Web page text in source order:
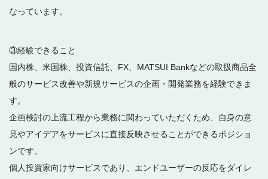
なっています。
③経験できること
国内株、米国株、投資信託、FX、MATSUI Bankなどの取扱商品全
般のサービス改善や新規サービスの企画・開発業務を経験できま
す。
企画検討の上流工程から業務に関わっていただくため、自身の意
見やアイデアをサービスに直接反映させることができるポジショ
ンです。
個人投資家向けサービスであり、エンドユーザーの反応をダイレ